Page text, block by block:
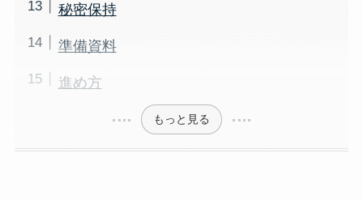
秘密保持
準備資料
進め方
もっと見る